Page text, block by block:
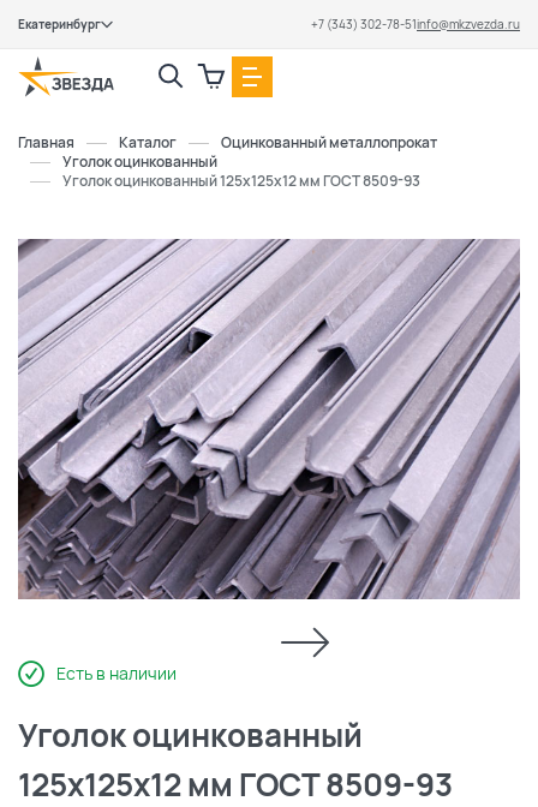
Екатеринбург +7 (343) 302-78-51info@mkzvezda.ru
Главная Каталог
Оцинкованный металлопрокат
Уголок оцинкованный
Уголок оцинкованный 125х125х12 мм ГОСТ 8509-93
Есть в наличии
Уголок оцинкованный
125х125х12 мм ГОСТ 8509-93